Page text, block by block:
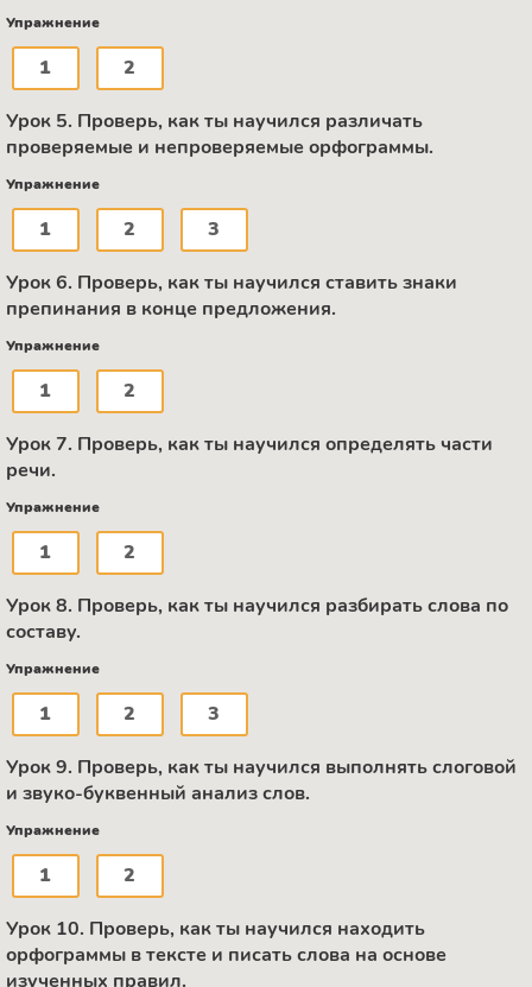
Упражнение
1 2
Урок 5. Проверь, как ты научился различать
проверяемые и непроверяемые орфограммы.
Упражнение
1 2 3
Урок 6. Проверь, как ты научился ставить знаки
препинания в конце предложения.
Упражнение
1 2
Урок 7. Проверь, как ты научился определять части
речи.
Упражнение
1 2
Урок 8. Проверь, как ты научился разбирать слова по
составу.
Упражнение
1 2 3
Урок 9. Проверь, как ты научился выполнять слоговой
и звуко-буквенный анализ слов.
Упражнение
1 2
Урок 10. Проверь, как ты научился находить
орфограммы в тексте и писать слова на основе
изученных правил.